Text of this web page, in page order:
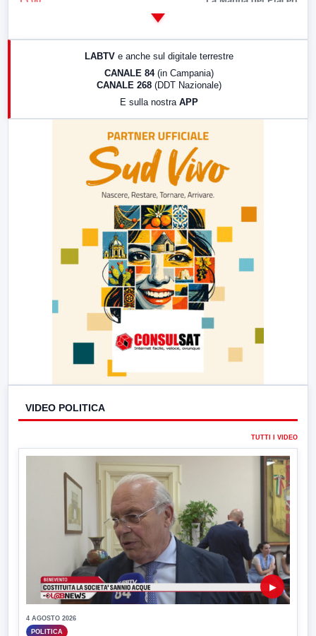
LABTV e anche sul digitale terrestre
CANALE 84 (in Campania)
CANALE 268 (DDT Nazionale)
E sulla nostra APP
VIDEO POLITICA
TUTTI I VIDEO
▶
4 AGOSTO 2026
POLITICA